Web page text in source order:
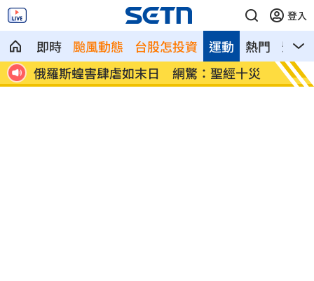
登入
即時 颱風動態 台股怎投資 熱門 影音
運動
勝 俄羅斯蝗害肆虐如末日 網驚：聖經十災
慈濟
勸